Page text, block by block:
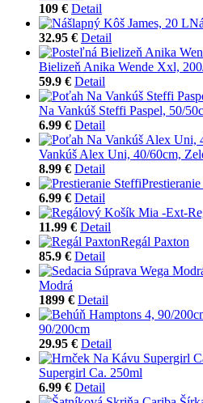
109 € Detail
32.95 € Detail
Bielizeň Anika Wende Xxl,
59.9 € Detail
Na Vankúš Steffi Paspel, 50/
6.99 € Detail
Vankúš Alex Uni, 40/60cm,
8.99 € Detail
6.99 € Detail
11.99 € Detail
Regál Paxton
85.9 € Detail
Modrá
1899 € Detail
90/200cm
29.95 € Detail
Supergirl Ca. 250ml
6.99 € Detail